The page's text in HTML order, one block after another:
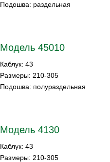
Подошва: раздельная
Модель 45010
Каблук: 43
Размеры: 210-305
Подошва: полураздельная
Модель 4130
Каблук: 43
Размеры: 210-305